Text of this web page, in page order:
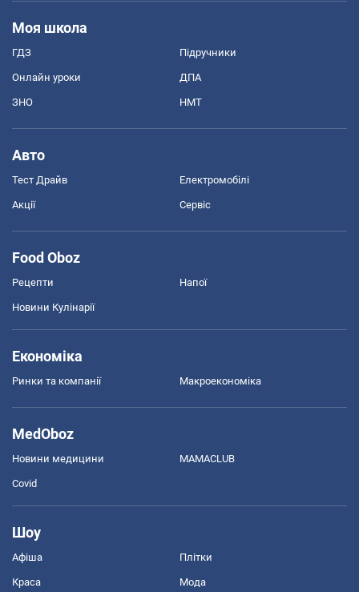
Моя школа
ГДЗ Підручники
Онлайн уроки ДПА
ЗНО НМТ
Авто
Тест Драйв Електромобілі
Акції Сервіс
Food Oboz
Рецепти Напої
Новини Кулінарії
Економіка
Ринки та компанії Макроекономіка
MedOboz
Новини медицини MAMACLUB
Covid
Шоу
Афіша Плітки
Краса Мода